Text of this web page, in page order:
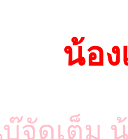
น้อ
จัดเต็ม